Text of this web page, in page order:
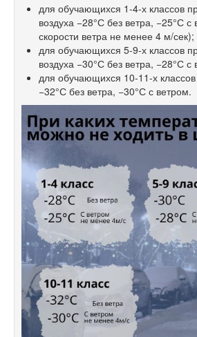
для обучающихся 1-4-х классов
воздуха −28°С без ветра, −25°С с
скорости ветра не менее 4 м/сек);
для обучающихся 5-9-х классов
воздуха −30°С без ветра, −28°С с
для обучающихся 10-11-х
−32°С без ветра, −30°С с ветром.